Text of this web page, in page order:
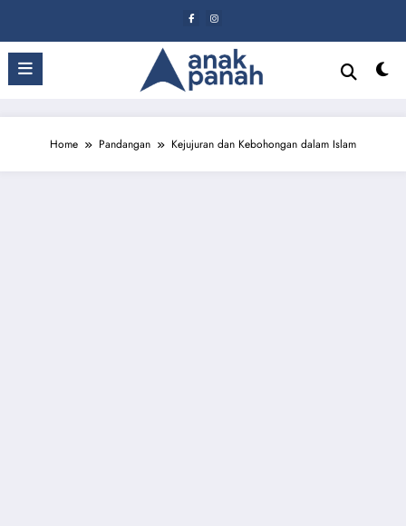
content
Home Pandangan Kejujuran dan Kebohongan dalam Islam